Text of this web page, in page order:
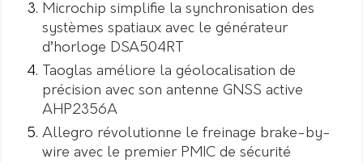
Microchip simplifie la synchronisation des
systèmes spatiaux avec le générateur
d’horloge DSA504RT
Taoglas améliore la géolocalisation de
précision avec son antenne GNSS active
AHP2356A
Allegro révolutionne le freinage brake-by-
wire avec le premier PMIC de sécurité